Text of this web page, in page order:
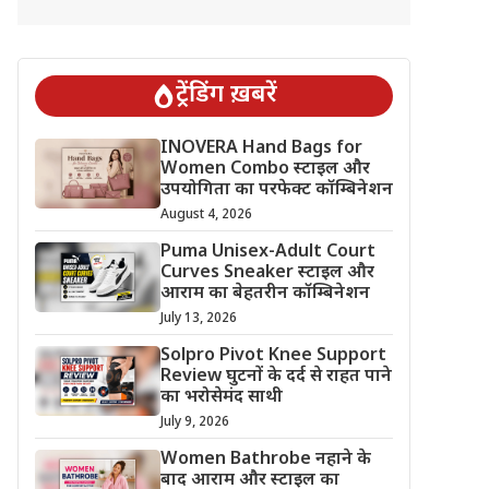
ट्रेंडिंग ख़बरें
INOVERA Hand Bags for
Women Combo स्टाइल और
उपयोगिता का परफेक्ट कॉम्बिनेशन
August 4, 2026
Puma Unisex-Adult Court
Curves Sneaker स्टाइल और
आराम का बेहतरीन कॉम्बिनेशन
July 13, 2026
Solpro Pivot Knee Support
Review घुटनों के दर्द से राहत पाने
का भरोसेमंद साथी
July 9, 2026
Women Bathrobe नहाने के
बाद आराम और स्टाइल का